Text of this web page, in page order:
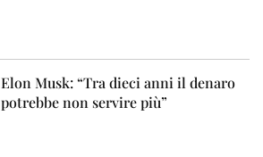
Elon Musk: “Tra dieci anni il denaro
potrebbe non servire più”